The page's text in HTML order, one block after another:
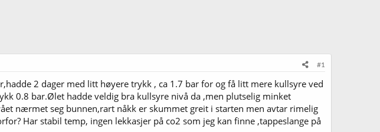
#1
2 dager med litt høyere trykk , ca 1.7 bar for og få litt mere kullsyre ved
0.8 bar.Ølet hadde veldig bra kullsyre nivå da ,men plutselig minket
nærmet seg bunnen,rart nåkk er skummet greit i starten men avtar rimelig
Har stabil temp, ingen lekkasjer på co2 som jeg kan finne ,tappeslange på